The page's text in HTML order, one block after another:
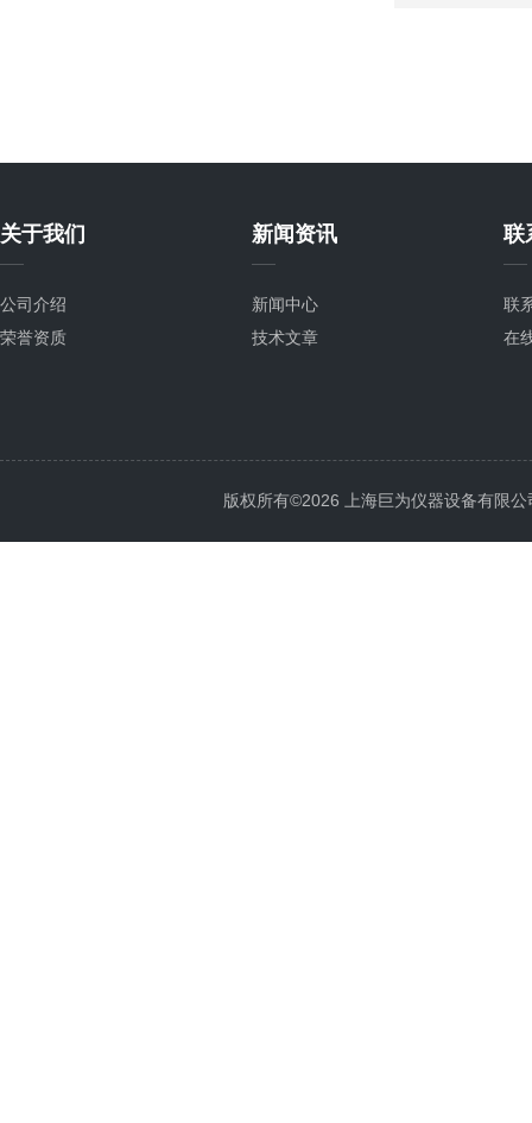
关于我们
公司介绍
荣誉资质
新闻资讯
新闻中心
技术文章
联
联
在
版权所有©2026 上海巨为仪器设备有限